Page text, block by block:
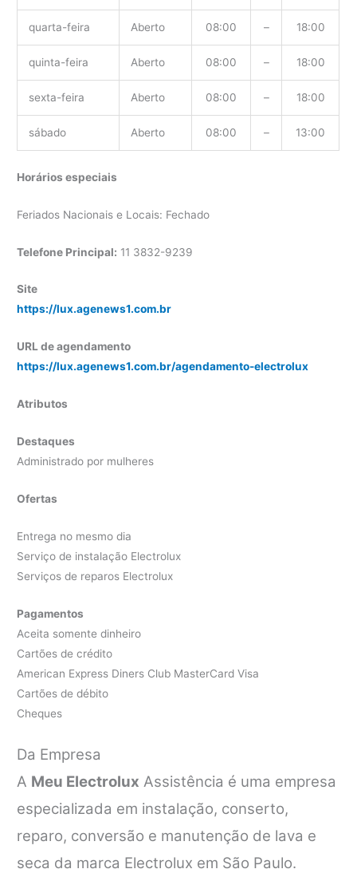
quarta-feira Aberto 08:00 – 18:00
quinta-feira Aberto 08:00 – 18:00
sexta-feira Aberto 08:00 – 18:00
sábado Aberto 08:00 – 13:00
Horários especiais
Feriados Nacionais e Locais: Fechado
Telefone Principal: 11 3832-9239
Site
https://lux.agenews1.com.br
URL de agendamento
https://lux.agenews1.com.br/agendamento-electrolux
Atributos
Destaques
Administrado por mulheres
Ofertas
Entrega no mesmo dia
Serviço de instalação Electrolux
Serviços de reparos Electrolux
Pagamentos
Aceita somente dinheiro
Cartões de crédito
American Express Diners Club MasterCard Visa
Cartões de débito
Cheques
Da Empresa
A Meu Electrolux Assistência é uma empresa
especializada em instalação, conserto,
reparo, conversão e manutenção de lava e
seca da marca Electrolux em São Paulo.